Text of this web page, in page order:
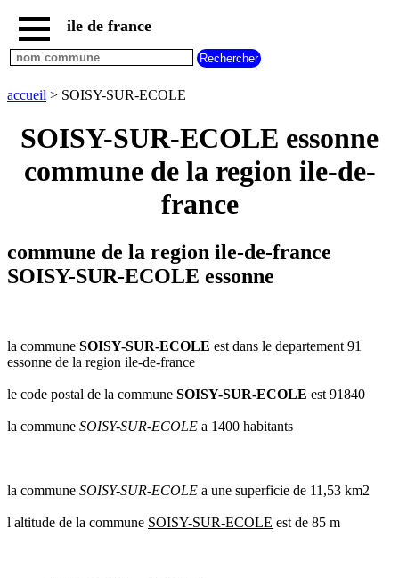
accueil
paris
communes
communes
hauts
seine
marne
communes
communes
val
oise
val
communes
radar
ile de france
accueil > SOISY-SUR-ECOLE
SOISY-SUR-ECOLE essonne
commune de la region ile-de-
france
commune de la region ile-de-france
SOISY-SUR-ECOLE essonne
la commune SOISY-SUR-ECOLE est dans le departement 91
essonne de la region ile-de-france
le code postal de la commune SOISY-SUR-ECOLE est 91840
la commune SOISY-SUR-ECOLE a 1400 habitants
la commune SOISY-SUR-ECOLE a une superficie de 11,53 km2
l altitude de la commune SOISY-SUR-ECOLE est de 85 m